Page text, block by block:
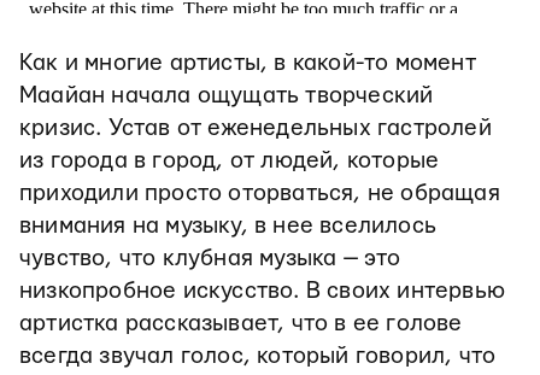
Как и многие артисты, в какой-то момент
Маайан начала ощущать творческий
кризис. Устав от еженедельных гастролей
из города в город, от людей, которые
приходили просто оторваться, не обращая
внимания на музыку, в нее вселилось
чувство, что клубная музыка — это
низкопробное искусство. В своих интервью
артистка рассказывает, что в ее голове
всегда звучал голос, который говорил, что